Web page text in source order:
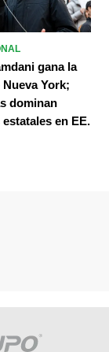
gana la
York;
dominan
en EE.